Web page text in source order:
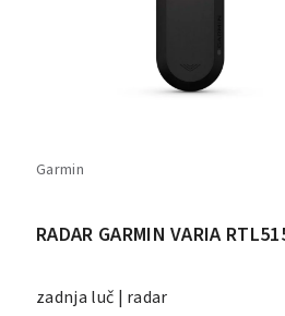
Garmin
RADAR GARMIN VARIA
zadnja luč | radar